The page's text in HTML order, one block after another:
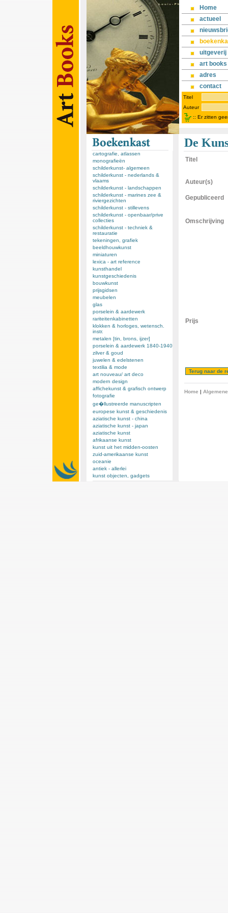
Home
actueel
uitgeverij
art books
adres
contact
Titel
Auteur
:: Er zitten
cartografie, atlassen
monografieën
schilderkunst- algemeen
schilderkunst - nederlands &
vlaams
schilderkunst - landschappen
schilderkunst - marines zee &
riviergezichten
schilderkunst - stillevens
schilderkunst - openbaar/prive
collecties
schilderkunst - techniek &
restauratie
tekeningen, grafiek
beeldhouwkunst
miniaturen
lexica - art reference
kunsthandel
kunstgeschiedenis
bouwkunst
prijsgidsen
meubelen
glas
porselein & aardewerk
rariteitenkabinetten
klokken & horloges, wetensch.
instr.
metalen [tin, brons, ijzer]
porselein & aardewerk 1840-1940
zilver & goud
juwelen & edelstenen
textilia & mode
art nouveau/ art deco
modern design
affichekunst & grafisch ontwerp
fotografie
ge�llustreerde manuscripten
europese kunst & geschiedenis
aziatische kunst - china
aziatische kunst - japan
aziatische kunst
afrikaanse kunst
kunst uit het midden-oosten
zuid-amerikaanse kunst
oceanie
antiek - allerlei
kunst objecten, gadgets
De
Titel
Auteur(s)
Gepubliceerd
Omschrijving
Prijs
Home |